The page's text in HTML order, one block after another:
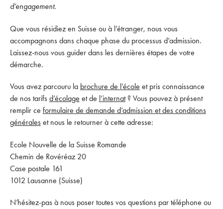
d’engagement.
Que vous résidiez en Suisse ou à l’étranger, nous vous
accompagnons dans chaque phase du processus d’admission.
Laissez-nous vous guider dans les dernières étapes de votre
démarche.
Vous avez parcouru la brochure de l’école et pris connaissance
de nos tarifs d’écolage et de l’internat? Vous pouvez à présent
remplir ce formulaire de demande d’admission et des conditions
généraleset nous le retourner à cette adresse:
Ecole Nouvelle de la Suisse Romande
Chemin de Rovéréaz 20
Case postale 161
1012 Lausanne (Suisse)
N’hésitez-pas à nous poser toutes vos questions par téléphone ou